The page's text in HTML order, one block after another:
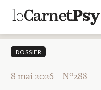
Articles
DOSSIER
8 mai 2026 -N°288